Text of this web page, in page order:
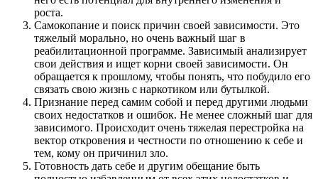
роста.
Самокопание и поиск причин своей зависимости. Это
тяжелый морально, но очень важный шаг в
реабилитационной программе. Зависимый анализирует
свои действия и ищет корни своей зависимости. Он
обращается к прошлому, чтобы понять, что побудило его
связать свою жизнь с наркотиком или бутылкой.
Признание перед самим собой и перед другими людьми
своих недостатков и ошибок. Не менее сложный шаг для
зависимого. Происходит очень тяжелая перестройка на
вектор откровения и честности по отношению к себе и
тем, кому он причинил зло.
Готовность дать себе и другим обещание быть